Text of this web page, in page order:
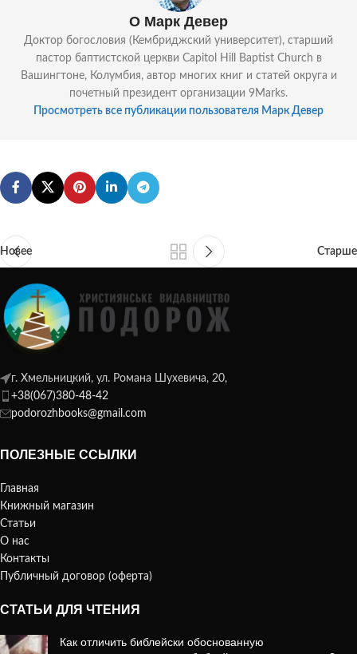
О Марк Девер
Доктор богословия (Кембриджский университет), старший
пастор баптистской церкви Capitol Hill Baptist Church в
Вашингтоне, Колумбия, автор многих книг и статей округа и
почетный президент организации 9Marks.
Просмотреть все публикации пользователя Марк Девер
Новее Старше
г. Хмельницкий, ул. Романа Шухевича, 20,
+38(067)380-48-42
podorozhbooks@gmail.com
ПОЛЕЗНЫЕ ССЫЛКИ
Главная
Книжный магазин
Статьи
О нас
Контакты
Публичный договор (оферта)
СТАТЬИ ДЛЯ ЧТЕНИЯ
Как отличить библейски обоснованную